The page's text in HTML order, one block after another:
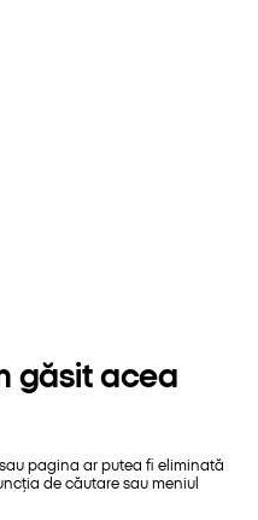
găsit acea
pagina ar putea fi eliminată
de căutare sau meniul